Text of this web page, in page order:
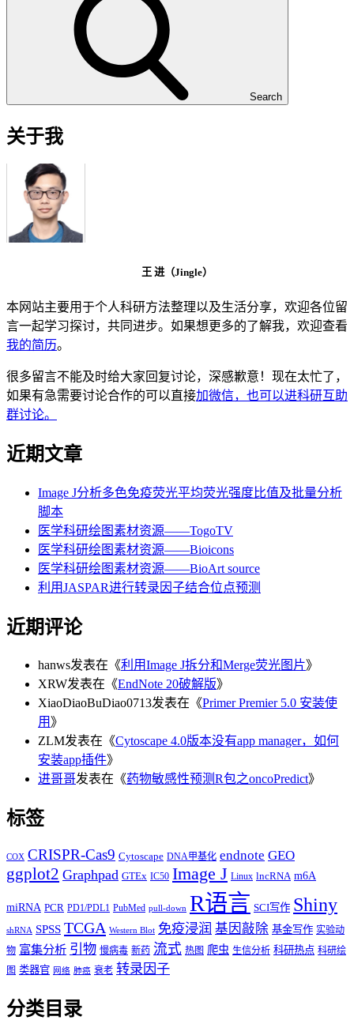
Search
关于我
王 进（Jingle）
本网站主要用于个人科研方法整理以及生活分享，欢迎各位留
言一起学习探讨，共同进步。如果想更多的了解我，欢迎查看
我的简历。
很多留言不能及时给大家回复讨论，深感歉意！现在太忙了，
如果有急需要讨论合作的可以直接加微信，也可以进科研互助
群讨论。
近期文章
Image J分析多色免疫荧光平均荧光强度比值及批量分析
脚本
医学科研绘图素材资源——TogoTV
医学科研绘图素材资源——Bioicons
医学科研绘图素材资源——BioArt source
利用JASPAR进行转录因子结合位点预测
近期评论
hanws发表在《利用Image J拆分和Merge荧光图片》
XRW发表在《EndNote 20破解版》
XiaoDiaoBuDiao0713发表在《Primer Premier 5.0 安装使
用 》
ZLM发表在《Cytoscape 4.0版本没有app manager，如何
安装app插件》
进哥哥发表在《药物敏感性预测R包之oncoPredict》
标签
COX CRISPR-Cas9 Cytoscape DNA甲基化 endnote GEO
ggplot2 Graphpad GTEx IC50 Image J Linux lncRNA m6A
miRNA PCR PD1/PDL1 PubMed pull-down R语言 SCI写作 Shiny
shRNA SPSS TCGA Western Blot 免疫浸润 基因敲除 基金写作 实验动
物 富集分析 引物 慢病毒 新药 流式 热图 爬虫 生信分析 科研热点 科研绘
图 类器官 网络 肺癌 衰老 转录因子
分类目录